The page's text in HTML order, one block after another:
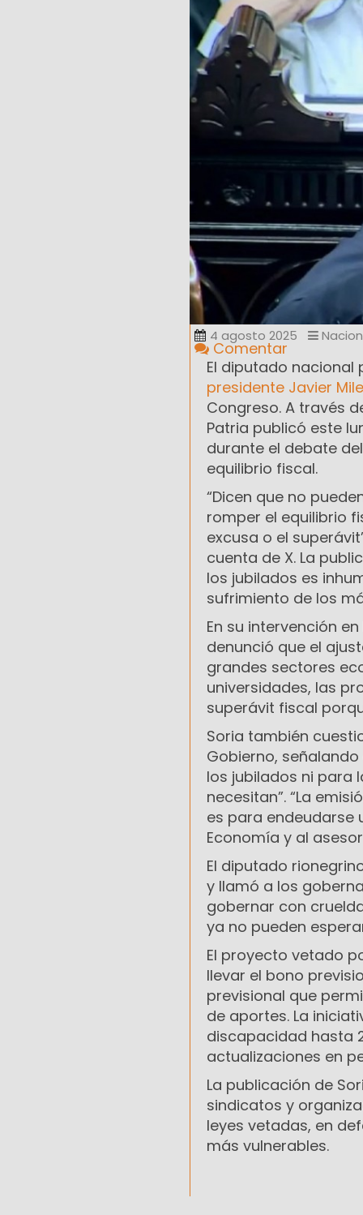
4 agosto 2025
Comentar
El diputado nacional
presidente Javier
Congreso. A través
Patria publicó este
durante el debate
equilibrio fiscal.
“Dicen que no
romper el equilibrio
excusa o el
cuenta de X. La
los jubilados es
sufrimiento de los
En su intervención
denunció que el
grandes sectores
universidades, las
superávit fiscal
Soria también
Gobierno,
los jubilados ni para
necesitan”. “La
es para endeudarse
Economía y al
El diputado
y llamó a los
gobernar con
ya no pueden
El proyecto vetado
llevar el bono
previsional que
de aportes. La
discapacidad hasta
actualizaciones en
La publicación de
sindicatos y
leyes vetadas, en
más vulnerables.